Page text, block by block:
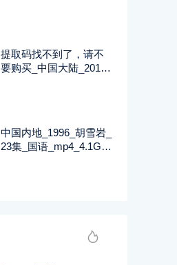
提取码找不到了，请不
要购买_中国大陆_2013_
中国内地_1996_胡雪岩_
23集_国语_mp4_4.1G_